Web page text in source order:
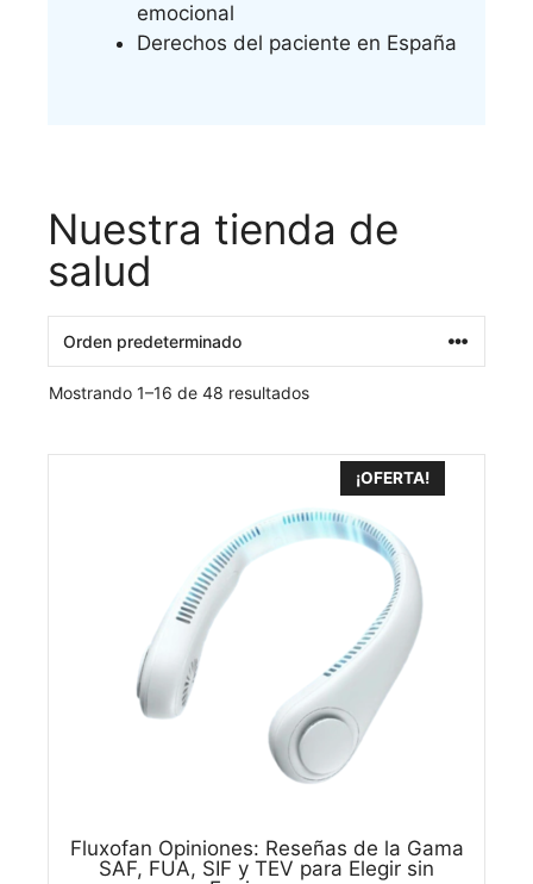
emocional
Derechos del paciente en España
Nuestra tienda de
salud
Mostrando 1–16 de 48 resultados
¡OFERTA!
Fluxofan Opiniones: Reseñas de la Gama
SAF, FUA, SIF y TEV para Elegir sin